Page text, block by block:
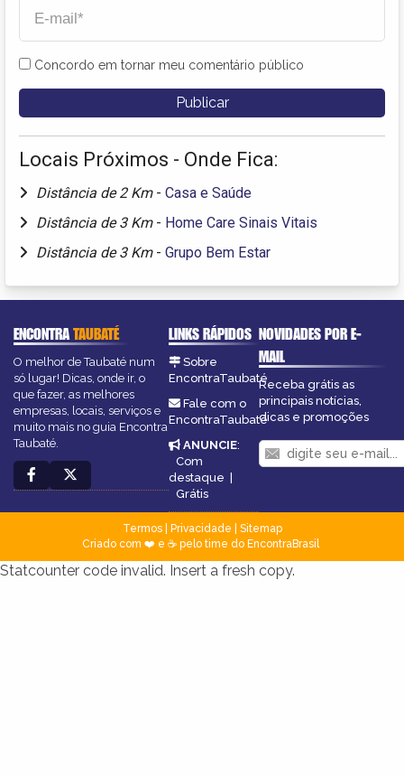
Concordo em tornar meu comentário público
Locais Próximos - Onde Fica:
Distância de 2 Km - Casa e Saúde
Distância de 3 Km - Home Care Sinais Vitais
Distância de 3 Km - Grupo Bem Estar
ENCONTRATAUBATÉ
O melhor de Taubaté num
só lugar! Dicas, onde ir, o
que fazer, as melhores
empresas, locais, serviços e
muito mais no guia Encontra
Taubaté.
LINKS RÁPIDOS
Sobre
EncontraTaubaté
Fale com o
EncontraTaubaté
ANUNCIE:
Com
destaque |
Grátis
NOVIDADES POR E-
MAIL
Receba grátis as
principais notícias,
dicas e promoções
Termos| Privacidade
Sitemap
Criado com ❤️ e ☕ pelo time do EncontraBrasil
Statcounter code invalid. Insert a fresh copy.